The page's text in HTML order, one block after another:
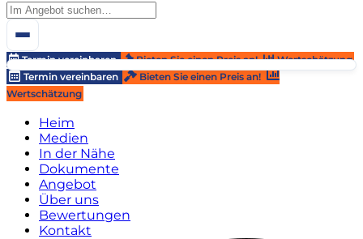
Termin vereinbaren Bieten Sie einen Preis an!
Wertschätzung
Termin vereinbaren
Bieten Sie einen Preis an!
Wertschätzung
Heim
Medien
In der Nähe
Dokumente
Angebot
Über uns
Bewertungen
Kontakt